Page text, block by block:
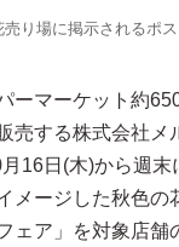
り場に掲示されるポ
ーマーケット約
売する株式会社メ
16日(木)から週末
メージした秋色の
ェア」を対象店舗